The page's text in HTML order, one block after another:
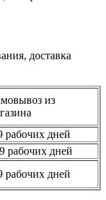
доставка
из
рабочих дней
рабочих дней
рабочих дней